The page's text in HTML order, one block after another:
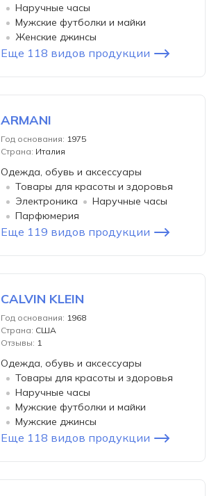
Наручные часы
Мужские футболки и майки
Женские джинсы
Еще 118 видов продукции
ARMANI
Год основания: 1975
Страна: Италия
Одежда, обувь и аксессуары
Товары для красоты и здоровья
Электроника
Наручные часы
Парфюмерия
Еще 119 видов продукции
CALVIN KLEIN
Год основания: 1968
Страна: США
Отзывы: 1
Одежда, обувь и аксессуары
Товары для красоты и здоровья
Наручные часы
Мужские футболки и майки
Мужские джинсы
Еще 118 видов продукции